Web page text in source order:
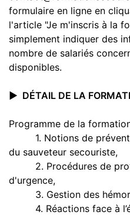
formulaire en ligne en
l'article "Je m'inscris à la
simplement indiquer des
nombre de salariés
disponibles.
▶️ DÉTAIL DE LA
Programme de la
1. Notions de
du sauveteur secouriste,
2. Procédures de
d'urgence,
3. Gestion des
4. Réactions face à